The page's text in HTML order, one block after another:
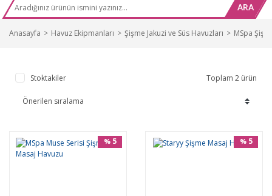
ARA
Anasayfa Havuz Ekipmanları Şişme Jakuzi ve Süs Havuzları MSpa
Stoktakiler Toplam 2 ürün
%5 %5